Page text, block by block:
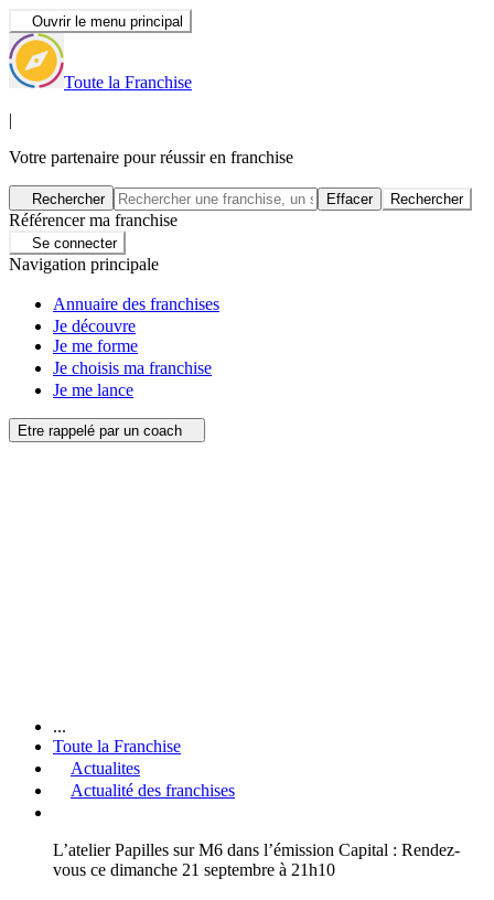
Ouvrir le menu principal
Toute la Franchise
|
Votre partenaire pour réussir en franchise
Rechercher Effacer Rechercher
Référencer ma franchise
Se connecter
Navigation principale
Annuaire des franchises
Je découvre
Je me forme
Je choisis ma franchise
Je me lance
Etre rappelé par un coach
...
Toute la Franchise
Actualites
Actualité des franchises
L’atelier Papilles sur M6 dans l’émission Capital : Rendez-
vous ce dimanche 21 septembre à 21h10